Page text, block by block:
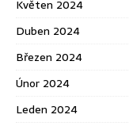
Květen 2024
Duben 2024
Březen 2024
Únor 2024
Leden 2024